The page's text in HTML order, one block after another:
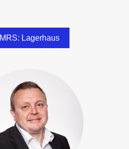
MRS: Lagerhaus